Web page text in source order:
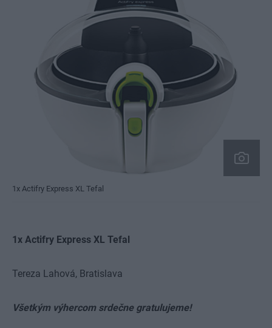
1x Actifry Express XL Tefal
1x Actifry Express XL Tefal
Tereza Lahová, Bratislava
Všetkým výhercom srdečne gratulujeme!